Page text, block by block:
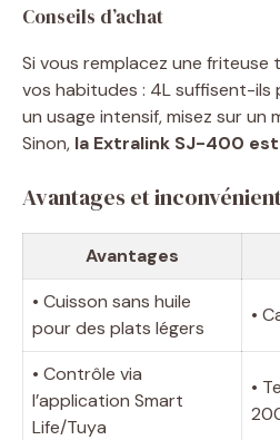
Conseils d’achat
Si vous remplacez une friteuse
vos habitudes : 4L suffisent-ils
un usage intensif, misez sur un
Sinon, la Extralink SJ-400
Avantages et
Avantages
• Cuisson sans huile
pour des plats légers
•
• Contrôle via
l’application Smart
Life/Tuya
•